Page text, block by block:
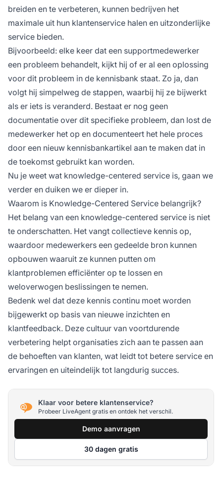
breiden en te verbeteren, kunnen bedrijven het
maximale uit hun klantenservice halen en uitzonderlijke
service bieden.
Bijvoorbeeld: elke keer dat een supportmedewerker
een probleem behandelt, kijkt hij of er al een oplossing
voor dit probleem in de kennisbank staat. Zo ja, dan
volgt hij simpelweg de stappen, waarbij hij ze bijwerkt
als er iets is veranderd. Bestaat er nog geen
documentatie over dit specifieke probleem, dan lost de
medewerker het op en documenteert het hele proces
door een nieuw kennisbankartikel aan te maken dat in
de toekomst gebruikt kan worden.
Nu je weet wat knowledge-centered service is, gaan we
verder en duiken we er dieper in.
Waarom is Knowledge-Centered Service belangrijk?
Het belang van een knowledge-centered service is niet
te onderschatten. Het vangt collectieve kennis op,
waardoor medewerkers een gedeelde bron kunnen
opbouwen waaruit ze kunnen putten om
klantproblemen efficiënter op te lossen en
weloverwogen beslissingen te nemen.
Bedenk wel dat deze kennis continu moet worden
bijgewerkt op basis van nieuwe inzichten en
klantfeedback. Deze cultuur van voortdurende
verbetering helpt organisaties zich aan te passen aan
de behoeften van klanten, wat leidt tot betere service en
ervaringen en uiteindelijk tot langdurig succes.
Klaar voor betere klantenservice?
Probeer LiveAgent gratis en ontdek het verschil.
Demo aanvragen
30 dagen gratis